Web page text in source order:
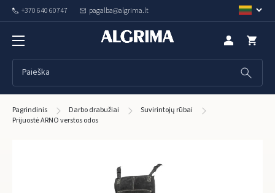
+370 640 60747 pagalba@algrima.lt
Pagrindinis Darbo drabužiai
Suvirintojų rūbai
Prijuostė ARNO verstos odos